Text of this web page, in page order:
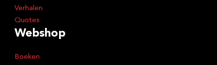
Verhalen
Quotes
Webshop
Boeken